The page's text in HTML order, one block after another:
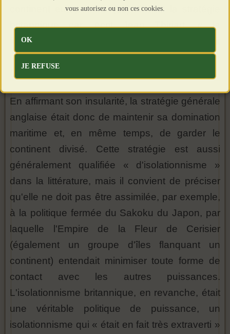
continent européen » (11). C'était la stratégie
britannique car, écrit Jean Thiriart, « la
formation d'une Europe unifiée [...] entraînerait
la création d'une force capable de l'envahir »
En affirmant son insularité, la stratégie générale
anglaise était donc de maintenir sa domination
maritime et, en même temps, de garder le
continent divisé. Cette stratégie est aussi
généralement qualifiée « d'isolationnisme »
dans la littérature, mais il convient de préciser
qu'elle ne doit pas être assimilée, par exemple,
à la politique fermée du Sakoku du Japon, par
laquelle l'Empire de la Fleur de Cerisier
(également un groupe d'îles flanquant un
continent) entendait minimiser toute forme de
contact avec les autres puissances.
L'isolationnisme britannique, en revanche, était
une véritable politique de puissance, un
isolationnisme qui « était en fait très extraverti »
vous autorisez ou non ces cookies.
OK
JE REFUSE